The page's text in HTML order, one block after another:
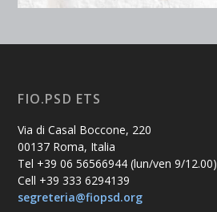
FIO.PSD ETS
Via di Casal Boccone, 220
00137 Roma, Italia
Tel +39 06 56566944 (lun/ven 9/12.00)
Cell +39 333 6294139
segreteria@fiopsd.org